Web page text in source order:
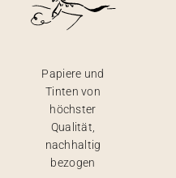
Papiere und
Tinten von
höchster
Qualität,
nachhaltig
bezogen